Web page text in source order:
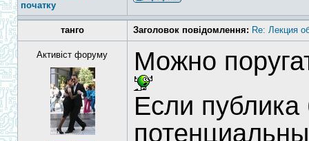
початку
танго Заголовок повідомлення: Re: Лекция
Активіст форуму
Можно
Если